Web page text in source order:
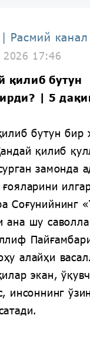
Расмий канал
2026 17:46
қилиб бутун
| 5
бутун бир
қилиб
замонда
Соғунийнинг
ана шу
алайҳи
экан,
инсоннинг